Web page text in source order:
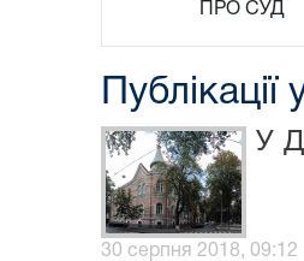
ПРО СУД
Публікації
У
30 серпня 2018, 09:12